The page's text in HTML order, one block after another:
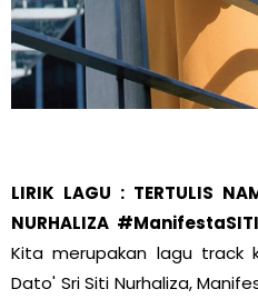
LIRIK LAGU : TERTULIS
NURHALIZA
Kita merupakan lagu
Dato' Sri Siti Nurhaliza,